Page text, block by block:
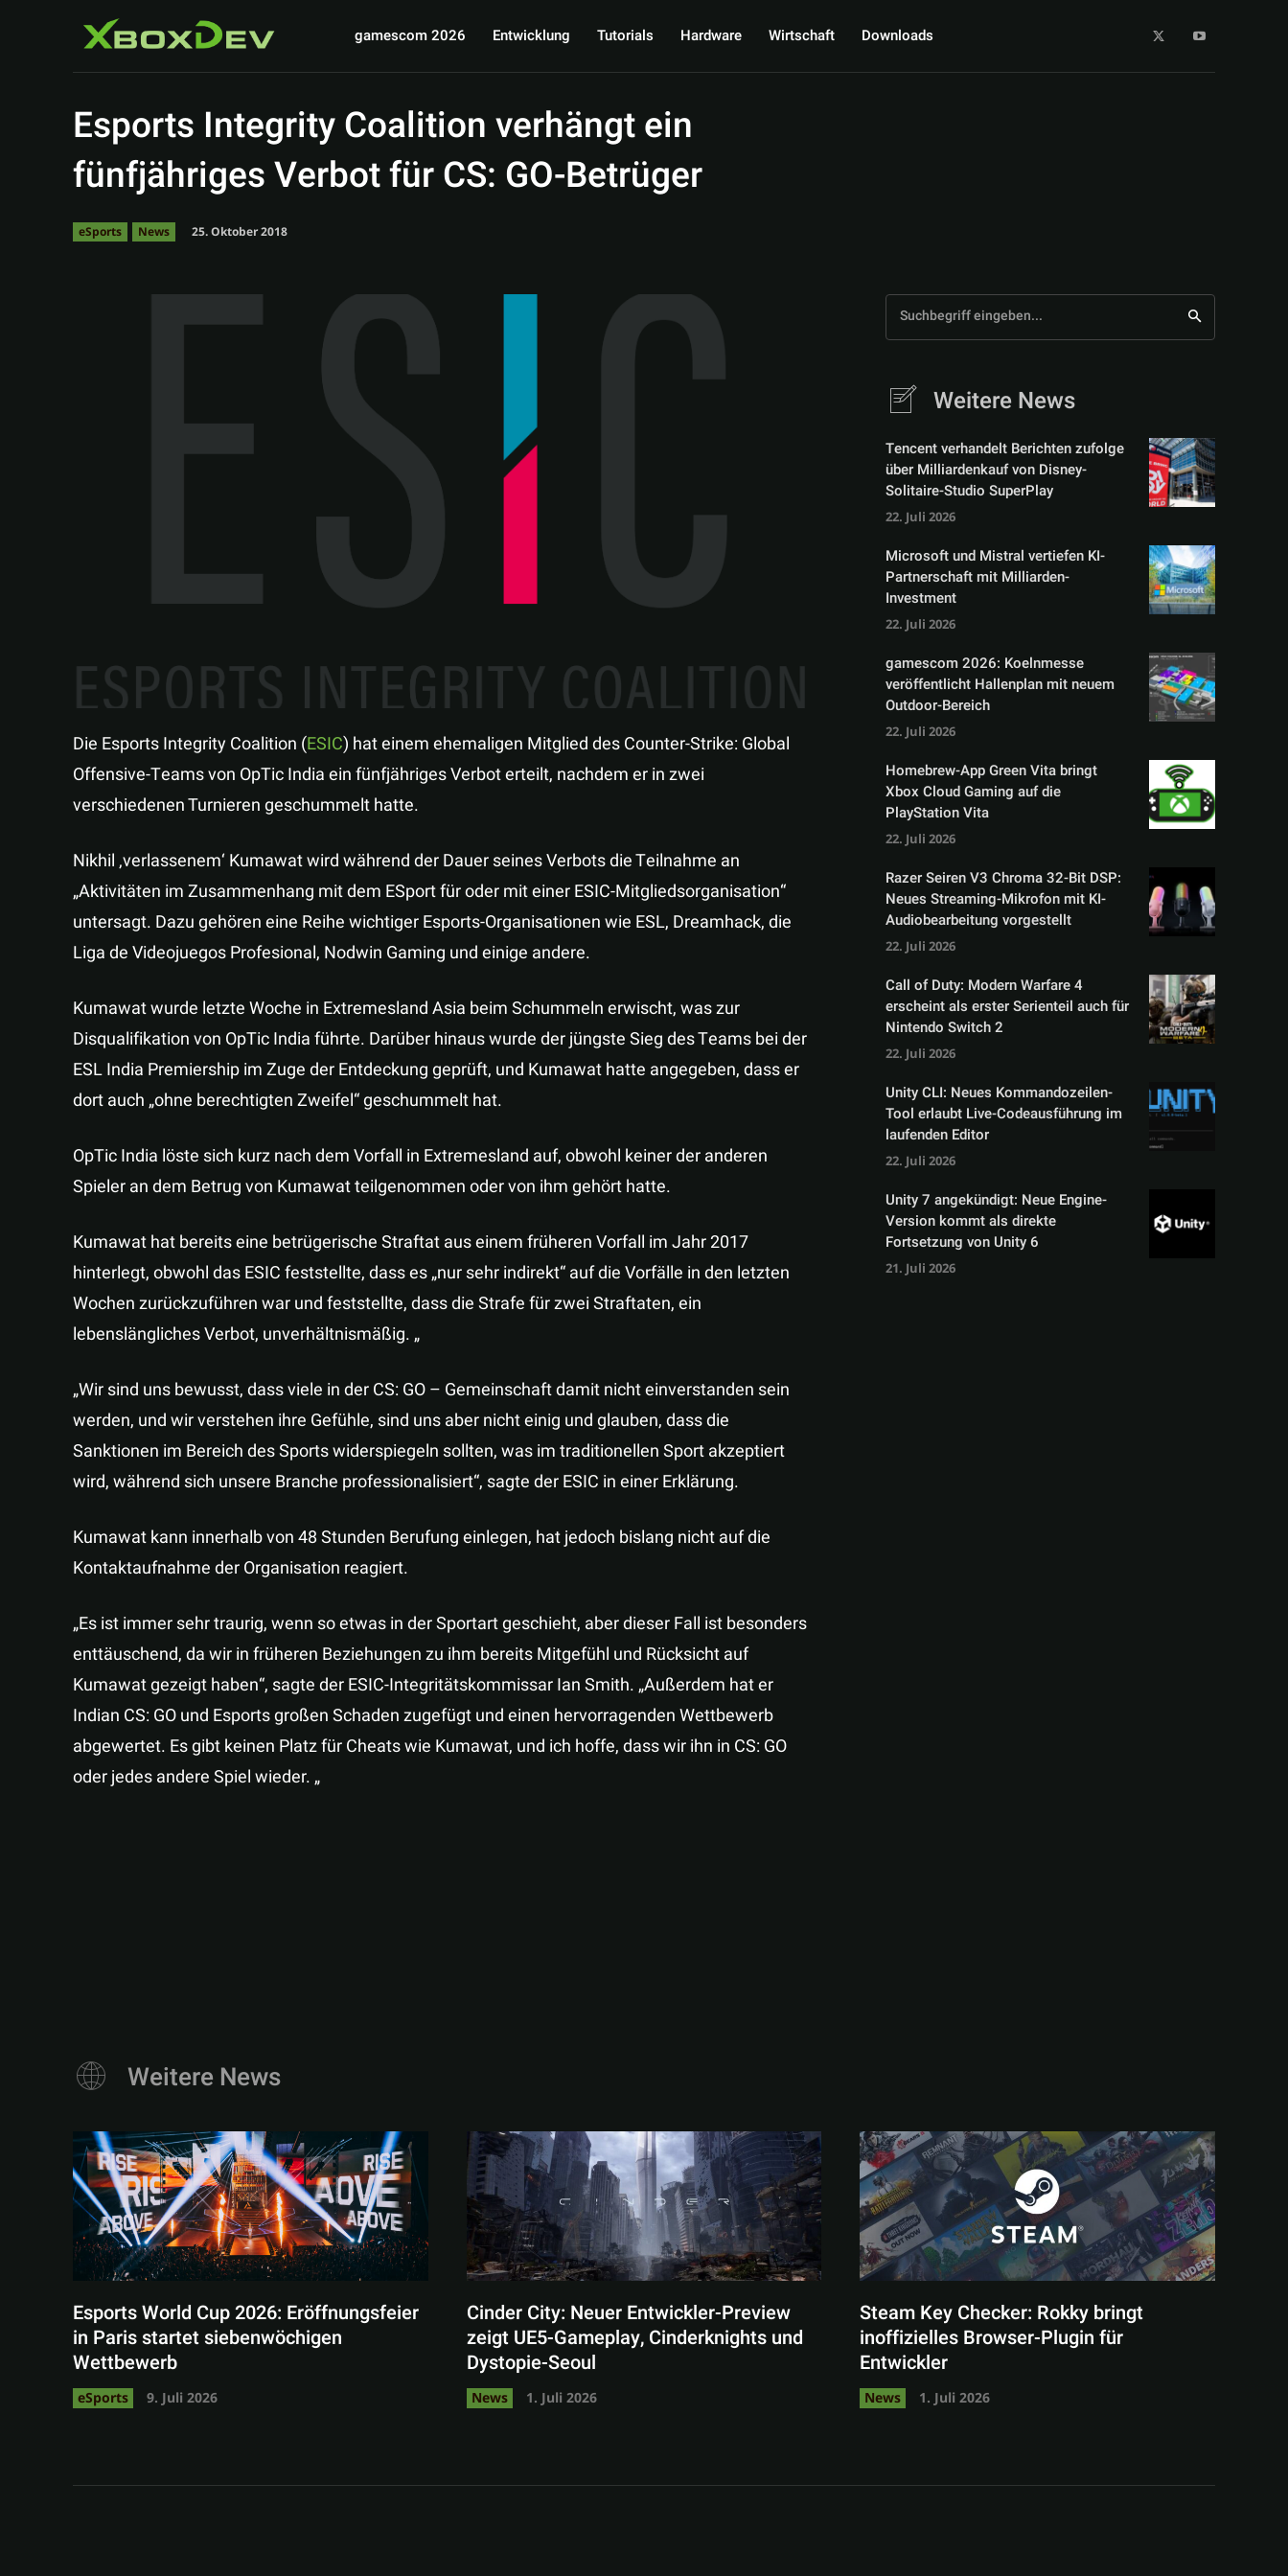
gamescom 2026 Entwicklung Tutorials Hardware Wirtschaft Downloads
Esports Integrity Coalition verhängt ein
fünfjähriges Verbot für CS: GO-Betrüger
eSports News 25. Oktober 2018
Teilen
Die Esports Integrity Coalition (ESIC) hat einem ehemaligen Mitglied des Counter-Strike: Global
Offensive-Teams von OpTic India ein fünfjähriges Verbot erteilt, nachdem er in zwei
verschiedenen Turnieren geschummelt hatte.
Nikhil ‚verlassenem‘ Kumawat wird während der Dauer seines Verbots die Teilnahme an
„Aktivitäten im Zusammenhang mit dem ESport für oder mit einer ESIC-Mitgliedsorganisation“
untersagt. Dazu gehören eine Reihe wichtiger Esports-Organisationen wie ESL, Dreamhack, die
Liga de Videojuegos Profesional, Nodwin Gaming und einige andere.
Kumawat wurde letzte Woche in Extremesland Asia beim Schummeln erwischt, was zur
Disqualifikation von OpTic India führte. Darüber hinaus wurde der jüngste Sieg des Teams bei der
ESL India Premiership im Zuge der Entdeckung geprüft, und Kumawat hatte angegeben, dass er
dort auch „ohne berechtigten Zweifel“ geschummelt hat.
OpTic India löste sich kurz nach dem Vorfall in Extremesland auf, obwohl keiner der anderen
Spieler an dem Betrug von Kumawat teilgenommen oder von ihm gehört hatte.
Kumawat hat bereits eine betrügerische Straftat aus einem früheren Vorfall im Jahr 2017
hinterlegt, obwohl das ESIC feststellte, dass es „nur sehr indirekt“ auf die Vorfälle in den letzten
Wochen zurückzuführen war und feststellte, dass die Strafe für zwei Straftaten, ein
lebenslängliches Verbot, unverhältnismäßig. „
„Wir sind uns bewusst, dass viele in der CS: GO – Gemeinschaft damit nicht einverstanden sein
werden, und wir verstehen ihre Gefühle, sind uns aber nicht einig und glauben, dass die
Sanktionen im Bereich des Sports widerspiegeln sollten, was im traditionellen Sport akzeptiert
wird, während sich unsere Branche professionalisiert“, sagte der ESIC in einer Erklärung.
Kumawat kann innerhalb von 48 Stunden Berufung einlegen, hat jedoch bislang nicht auf die
Kontaktaufnahme der Organisation reagiert.
„Es ist immer sehr traurig, wenn so etwas in der Sportart geschieht, aber dieser Fall ist besonders
enttäuschend, da wir in früheren Beziehungen zu ihm bereits Mitgefühl und Rücksicht auf
Kumawat gezeigt haben“, sagte der ESIC-Integritätskommissar Ian Smith. „Außerdem hat er
Indian CS: GO und Esports großen Schaden zugefügt und einen hervorragenden Wettbewerb
abgewertet. Es gibt keinen Platz für Cheats wie Kumawat, und ich hoffe, dass wir ihn in CS: GO
oder jedes andere Spiel wieder. „
Suchbegriff eingeben...
Weitere News
Tencent verhandelt Berichten zufolge
über Milliardenkauf von Disney-
Solitaire-Studio SuperPlay
22. Juli 2026
Microsoft und Mistral vertiefen KI-
Partnerschaft mit Milliarden-
Investment
22. Juli 2026
gamescom 2026: Koelnmesse
veröffentlicht Hallenplan mit neuem
Outdoor-Bereich
22. Juli 2026
Homebrew-App Green Vita bringt
Xbox Cloud Gaming auf die
PlayStation Vita
22. Juli 2026
Razer Seiren V3 Chroma 32-Bit DSP:
Neues Streaming-Mikrofon mit KI-
Audiobearbeitung vorgestellt
22. Juli 2026
Call of Duty: Modern Warfare 4
erscheint als erster Serienteil auch für
Nintendo Switch 2
22. Juli 2026
Unity CLI: Neues Kommandozeilen-
Tool erlaubt Live-Codeausführung im
laufenden Editor
22. Juli 2026
Unity 7 angekündigt: Neue Engine-
Version kommt als direkte
Fortsetzung von Unity 6
21. Juli 2026
Weitere News
Esports World Cup 2026: Eröffnungsfeier
in Paris startet siebenwöchigen
Wettbewerb
eSports 9. Juli 2026
Cinder City: Neuer Entwickler-Preview
zeigt UE5-Gameplay, Cinderknights und
Dystopie-Seoul
News 1. Juli 2026
Steam Key Checker: Rokky bringt
inoffizielles Browser-Plugin für
Entwickler
News 1. Juli 2026